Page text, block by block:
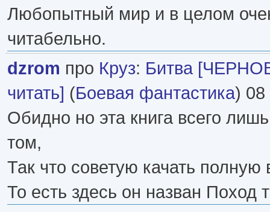
Любопытный мир и в целом
читабельно.
dzrom про Круз: Битва
читать] (Боевая фантастика) 08
Обидно но эта книга всего
том,
Так что советую качать полную
То есть здесь он назван Поход